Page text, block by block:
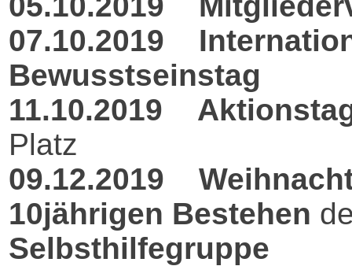
07.10.2019
Bewusstseinstag
11.10.2019
Platz
09.12.2019
10jährigen Bestehen
Selbsthilfegruppe